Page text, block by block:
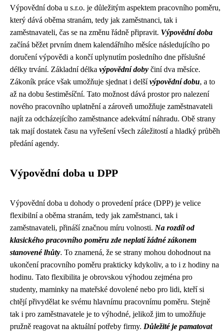
Výpovědní doba u s.r.o. je důležitým aspektem pracovního poměru,
který dává oběma stranám, tedy jak zaměstnanci, tak i
zaměstnavateli, čas se na změnu řádně připravit. Výpovědní doba
začíná běžet prvním dnem kalendářního měsíce následujícího po
doručení výpovědi a končí uplynutím posledního dne příslušné
délky trvání. Základní délka výpovědní doby činí dva měsíce.
Zákoník práce však umožňuje sjednat i delšívýpovědní dobu, a to
až na dobu šestiměsíční. Tato možnost dává prostor pro nalezení
nového pracovního uplatnění a zároveň umožňuje zaměstnavateli
najít za odcházejícího zaměstnance adekvátní náhradu. Obě strany
tak mají dostatek času na vyřešení všech záležitostí a hladký průběh
předání agendy.
Výpovědní doba u DPP
Výpovědní doba u dohody o provedení práce (DPP) je velice
flexibilní a oběma stranám, tedy jak zaměstnanci, tak i
zaměstnavateli, přináší značnou míru volnosti. Na rozdíl od
klasického pracovního poměru zde neplatí žádné zákonem
stanovené lhůty. To znamená, že se strany mohou dohodnout na
ukončení pracovního poměru prakticky kdykoliv, a to i z hodiny na
hodinu. Tato flexibilita je obrovskou výhodou zejména pro
studenty, maminky na mateřské dovolené nebo pro lidi, kteří si
chtějí přivydělat ke svému hlavnímu pracovnímu poměru. Stejně
tak i pro zaměstnavatele je to výhodné, jelikož jim to umožňuje
pružně reagovat na aktuální potřeby firmy. Důležité je pamatovat